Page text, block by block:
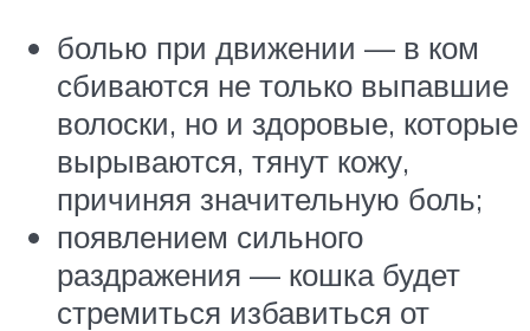
болью при движении — в ком
сбиваются не только выпавшие
волоски, но и здоровые, которые
вырываются, тянут кожу,
причиняя значительную боль;
появлением сильного
раздражения — кошка будет
стремиться избавиться от